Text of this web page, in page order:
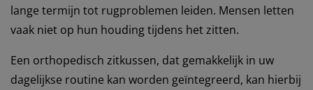
lange termijn tot rugproblemen leiden. Mensen letten
vaak niet op hun houding tijdens het zitten.
Een orthopedisch zitkussen, dat gemakkelijk in uw
dagelijkse routine kan worden geïntegreerd, kan hierbij